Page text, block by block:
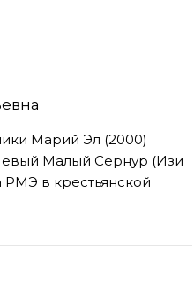
Марий Эл (2000)
Малый Сернур (Изи
в крестьянской